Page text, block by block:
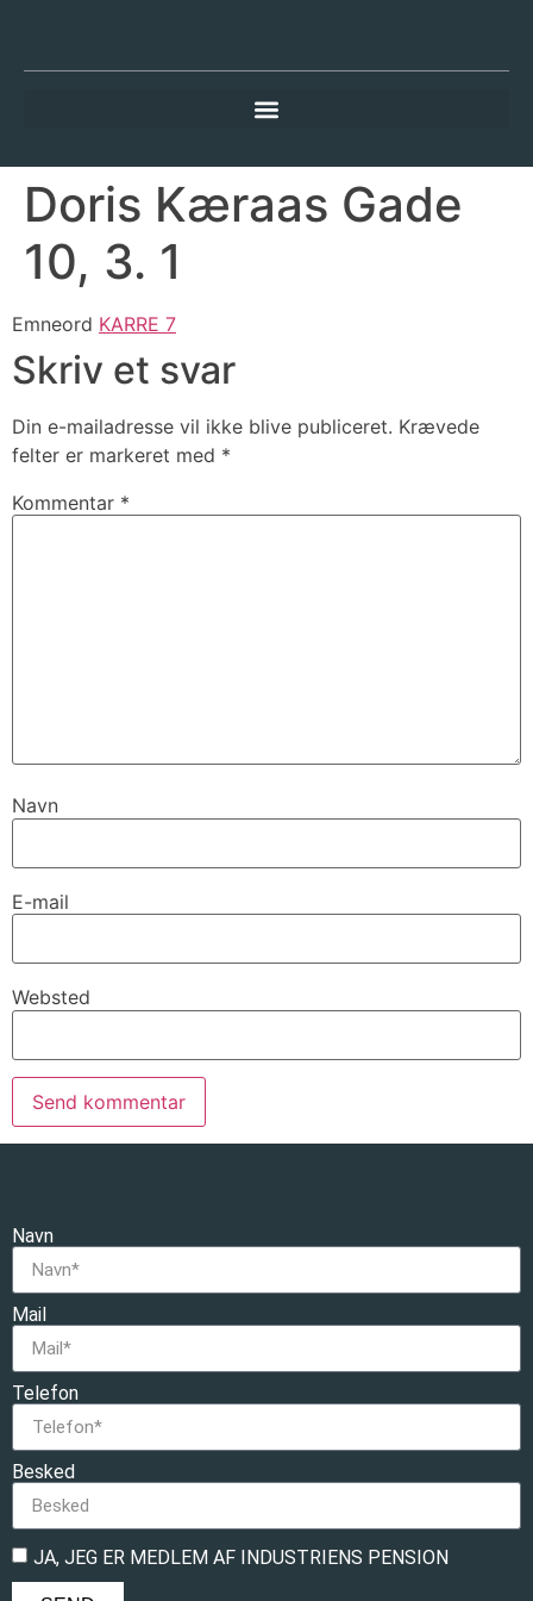
Doris Kæraas Gade
10, 3. 1
Emneord KARRE 7
Skriv et svar
Din e-mailadresse vil ikke blive publiceret. Krævede
felter er markeret med *
Kommentar *
Navn
E-mail
Websted
Navn
Mail
Telefon
Besked
JA, JEG ER MEDLEM AF INDUSTRIENS PENSION